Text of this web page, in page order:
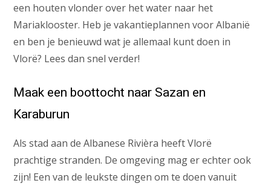
een houten vlonder over het water naar het
Mariaklooster. Heb je vakantieplannen voor Albanië
en ben je benieuwd wat je allemaal kunt doen in
Vlorë? Lees dan snel verder!
Maak een boottocht naar Sazan en
Karaburun
Als stad aan de Albanese Rivièra heeft Vlorë
prachtige stranden. De omgeving mag er echter ook
zijn! Een van de leukste dingen om te doen vanuit